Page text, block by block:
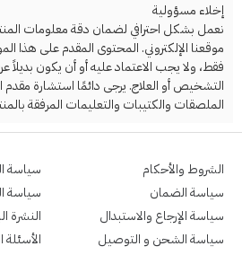
إخلاء مسؤولية
نعمل بشكل احترافي لضمان دقة معلومات
موقعنا الإلكتروني. المحتوى المقدم على هذا
فقط، ولا يجب الاعتماد عليه أو أن يكون بديلاً
التشخيص أو العلاج. يرجى دائمًا استشارة مقدم
الملصقات والكتيبات والتعليمات المرفقة
الشروط والأحكام
سياسة الضمان
سياسة الإرجاع والاستبدال
سياسة الشحن و التوصيل
سياسة
سياسة
النشرة
الأسئلة